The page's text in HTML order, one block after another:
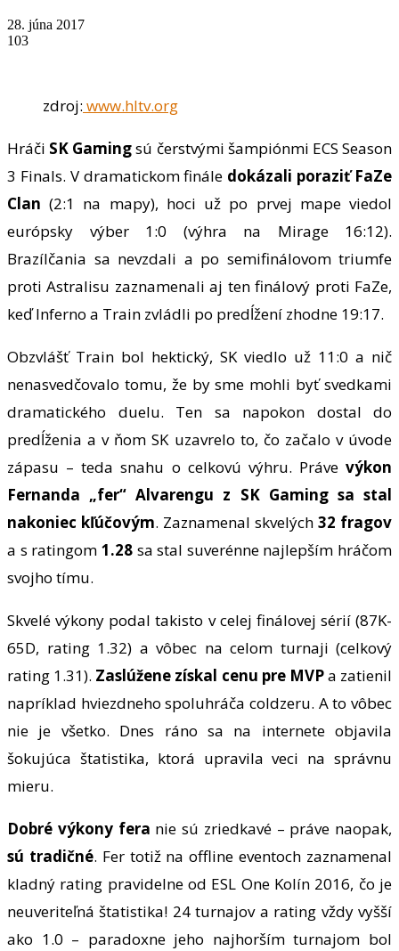
28. júna 2017
103
zdroj: www.hltv.org
Hráči SK Gamingsú čerstvými šampiónmi ECS Season
3 Finals. V dramatickom finále dokázali poraziť FaZe
Clan (2:1 na mapy), hoci už po prvej mape viedol
európsky výber 1:0 (výhra na Mirage 16:12).
Brazílčania sa nevzdali a po semifinálovom triumfe
proti Astralisu zaznamenali aj ten finálový proti FaZe,
keď Inferno a Train zvládli po predĺžení zhodne 19:17.
Obzvlášť Train bol hektický, SK viedlo už 11:0 a nič
nenasvedčovalo tomu, že by sme mohli byť svedkami
dramatického duelu. Ten sa napokon dostal do
predĺženia a v ňom SK uzavrelo to, čo začalo v úvode
zápasu – teda snahu o celkovú výhru. Práve výkon
Fernanda „fer“ Alvarengu z SK Gaming sa stal
nakoniec kľúčovým. Zaznamenal skvelých 32 fragov
a s ratingom 1.28sa stal suverénne najlepším hráčom
svojho tímu.
Skvelé výkony podal takisto v celej finálovej sérií (87K-
65D, rating 1.32) a vôbec na celom turnaji (celkový
rating 1.31). Zaslúžene získal cenu pre MVPa zatienil
napríklad hviezdneho spoluhráča coldzeru. A to vôbec
nie je všetko. Dnes ráno sa na internete objavila
šokujúca štatistika, ktorá upravila veci na správnu
mieru.
Dobré výkony fera nie sú zriedkavé – práve naopak,
sú tradičné. Fer totiž na offline eventoch zaznamenal
kladný rating pravidelne od ESL One Kolín 2016, čo je
neuveriteľná štatistika! 24 turnajov a rating vždy vyšší
ako 1.0 – paradoxne jeho najhorším turnajom bol